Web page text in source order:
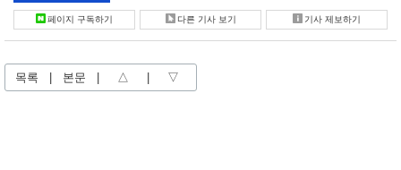
페이지 구독하기 다른 기사 보기 기사 제보하기
목록 | 본문 | △ | ▽